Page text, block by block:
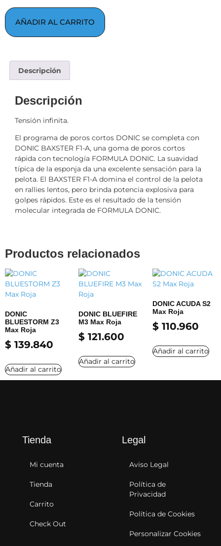
AÑADIR AL CARRITO
Descripción
Descripción
Tensión infinita.
El programa de poros cortos DONIC se completa con
DONIC BAXSTER F1-A, una goma de poros cortos
rápida con tecnología FORMULA DONIC. La suavidad
típica de la esponja da una excelente sensación para la
pelota. El BAXSTER F1-A domina el control de la pelota
en rallies lentos, pero brinda potencia explosiva para
golpes rápidos. Este es el resultado de la tensión
molecular integrada de FORMULA DONIC.
Productos relacionados
DONIC
BLUESTORM Z3
Max Roja
$ 139.840
Añadir al carrito
DONIC BLUEFIRE
M3 Max Roja
$ 121.600
Añadir al carrito
DONIC ACUDA S2
Max Roja
$110.960
Añadir al carrito
Tienda
Mi cuenta
Tienda
Carrito
Check Out
Legal
Aviso Legal
Política de
Privacidad
Política de Cookies
Personalizar Cookies